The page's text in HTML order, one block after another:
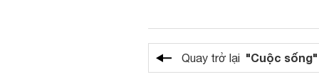
Quay trở lại "Cuộc sống"